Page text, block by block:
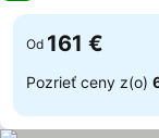
Od 161 €
Pozrieť ceny z(o)